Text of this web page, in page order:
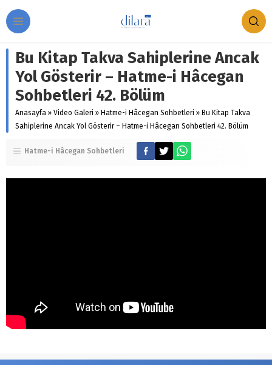
Bu Kitap Takva Sahiplerine Ancak
Yol Gösterir – Hatme-i Hâcegan
Sohbetleri 42. Bölüm
Anasayfa » Video Galeri » Hatme-i Hâcegan Sohbetleri » Bu Kitap Takva
Sahiplerine Ancak Yol Gösterir – Hatme-i Hâcegan Sohbetleri 42. Bölüm
Hatme-i Hâcegan Sohbetleri